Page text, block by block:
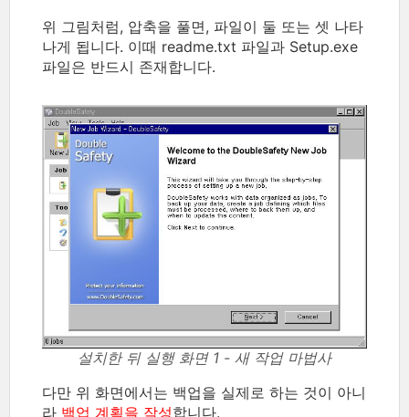
위 그림처럼, 압축을 풀면, 파일이 둘 또는 셋 나타
나게 됩니다. 이때 readme.txt 파일과 Setup.exe
파일은 반드시 존재합니다.
설치한 뒤 실행 화면 1 - 새 작업 마법사
다만 위 화면에서는 백업을 실제로 하는 것이 아니
라 백업 계획을 작성합니다.